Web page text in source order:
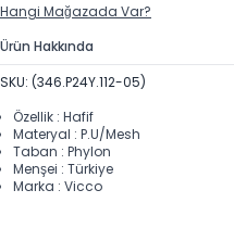
Hangi Mağazada Var?
Ürün Hakkında
SKU: (346.P24Y.112-05)
Özellik : Hafif
Materyal : P.U/Mesh
Taban : Phylon
Menşei : Türkiye
Marka : Vicco